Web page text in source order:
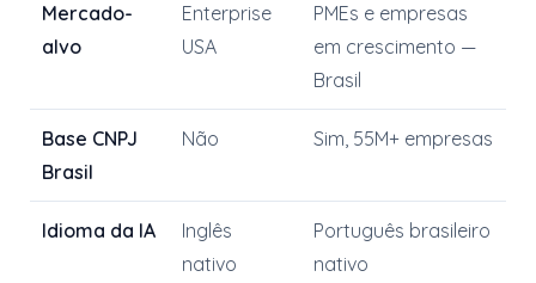
Mercado-
alvo
Enterprise
USA
PMEs e empresas
em crescimento —
Brasil
Base CNPJ
Brasil
Não Sim, 55M+ empresas
Idioma da IA
Inglês
nativo
Português brasileiro
nativo